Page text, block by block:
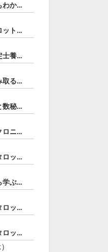
🎥飼い主との相性もわかる「ペットのための占星術」（芳垣宗久）
🎥もっと深めるタロットリーディング【コートカード編】（宏林）
🎥西洋占星術・鑑定士養成スピードマスターコース（最新版）
🎥「偶然」から読み取る「必然」の兆し：イベント・チャート・メソッド
🎥全２回 占星術と数秘術シンボルを交えたタロットリーディング技法（宏林）
🎥タロットのシンクロニシティ・コンビネーションリーディング（宏林）
🎥目からウロコのタロットリーディング入門（宏林）
🎥全８回 基礎から学ぶ！実践タロット／大アルカナ編（宏林）
🎥目からウロコのタロットリーディング／ストーリー作りのコツ（宏林）
🎥目からウロコのタロットリーディング／１年を読む！（宏林）